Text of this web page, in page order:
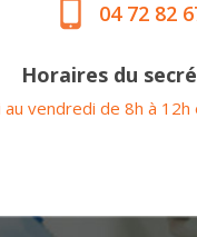
04 72 82
Horaires du
au vendredi de 8h à